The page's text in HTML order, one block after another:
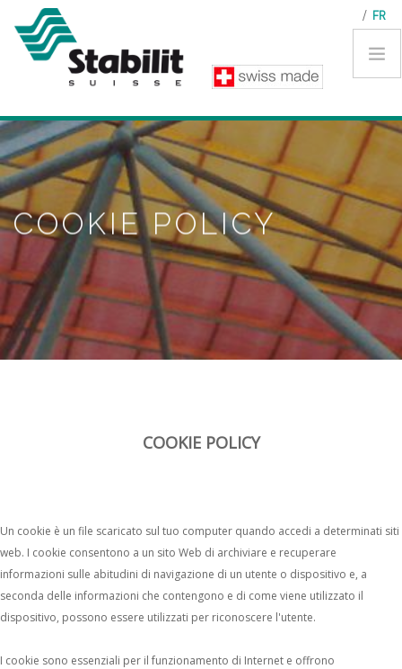
Aller au contenu principal / FR
COOKIE POLICY
COOKIE POLICY
Un cookie è un file scaricato sul tuo computer quando accedi a determinati siti
web. I cookie consentono a un sito Web di archiviare e recuperare
informazioni sulle abitudini di navigazione di un utente o dispositivo e, a
seconda delle informazioni che contengono e di come viene utilizzato il
dispositivo, possono essere utilizzati per riconoscere l'utente.
I cookie sono essenziali per il funzionamento di Internet e offrono